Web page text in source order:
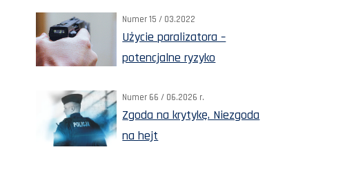
Numer 15 / 03.2022
Użycie paralizatora –
potencjalne ryzyko
Numer 66 / 06.2026 r.
Zgoda na krytykę. Niezgoda
na hejt